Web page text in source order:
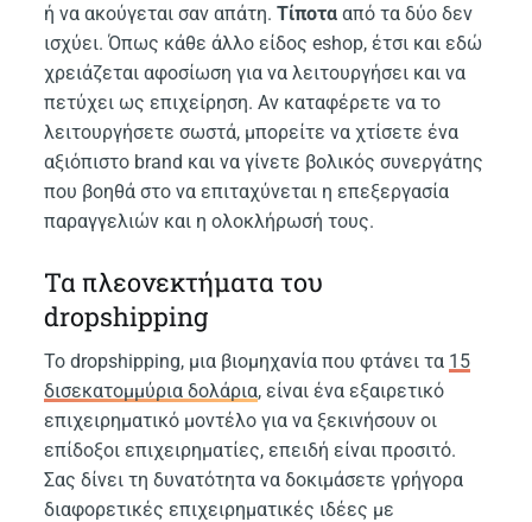
ή να ακούγεται σαν απάτη.Τίποτα από τα δύο δεν
ισχύει. Όπως κάθε άλλο είδος eshop, έτσι και εδώ
χρειάζεται αφοσίωση για να λειτουργήσει και να
πετύχει ως επιχείρηση. Αν καταφέρετε να το
λειτουργήσετε σωστά, μπορείτε να χτίσετε ένα
αξιόπιστο brand και να γίνετε βολικός συνεργάτης
που βοηθά στο να επιταχύνεται η επεξεργασία
παραγγελιών και η ολοκλήρωσή τους.
Τα πλεονεκτήματα του
dropshipping
Το dropshipping, μια βιομηχανία που φτάνει τα 15
δισεκατομμύρια δολάρια, είναι ένα εξαιρετικό
επιχειρηματικό μοντέλο για να ξεκινήσουν οι
επίδοξοι επιχειρηματίες, επειδή είναι προσιτό.
Σας δίνει τη δυνατότητα να δοκιμάσετε γρήγορα
διαφορετικές επιχειρηματικές ιδέες με